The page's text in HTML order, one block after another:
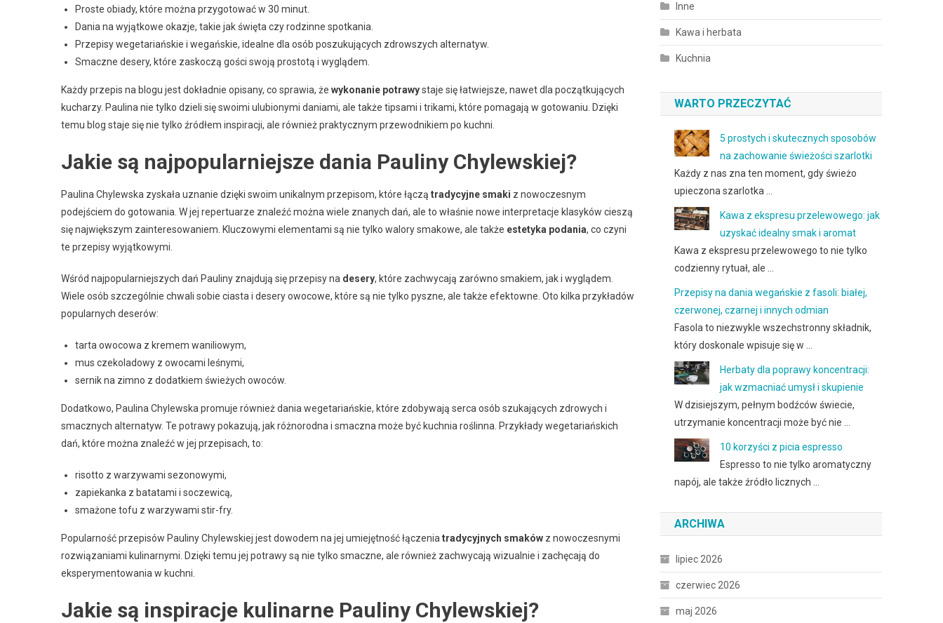
Proste obiady, które można przygotować w 30 minut.
Dania na wyjątkowe okazje, takie jak święta czy rodzinne spotkania.
Przepisy wegetariańskie i wegańskie, idealne dla osób poszukujących zdrowszych alternatyw.
Smaczne desery, które zaskoczą gości swoją prostotą i wyglądem.
Każdy przepis na blogu jest dokładnie opisany, co sprawia, że wykonanie potrawystaje się łatwiejsze, nawet dla początkujących
kucharzy. Paulina nie tylko dzieli się swoimi ulubionymi daniami, ale także tipsami i trikami, które pomagają w gotowaniu. Dzięki
temu blog staje się nie tylko źródłem inspiracji, ale również praktycznym przewodnikiem po kuchni.
Jakie są najpopularniejsze dania Pauliny Chylewskiej?
Paulina Chylewska zyskała uznanie dzięki swoim unikalnym przepisom, które łączą tradycyjne smaki z nowoczesnym
podejściem do gotowania. W jej repertuarze znaleźć można wiele znanych dań, ale to właśnie nowe interpretacje klasyków cieszą
się największym zainteresowaniem. Kluczowymi elementami są nie tylko walory smakowe, ale także estetyka podania, co czyni
te przepisy wyjątkowymi.
Wśród najpopularniejszych dań Pauliny znajdują się przepisy na desery, które zachwycają zarówno smakiem, jak i wyglądem.
Wiele osób szczególnie chwali sobie ciasta i desery owocowe, które są nie tylko pyszne, ale także efektowne. Oto kilka przykładów
popularnych deserów:
tarta owocowa z kremem waniliowym,
mus czekoladowy z owocami leśnymi,
sernik na zimno z dodatkiem świeżych owoców.
Dodatkowo, Paulina Chylewska promuje również dania wegetariańskie, które zdobywają serca osób szukających zdrowych i
smacznych alternatyw. Te potrawy pokazują, jak różnorodna i smaczna może być kuchnia roślinna. Przykłady wegetariańskich
dań, które można znaleźć w jej przepisach, to:
risotto z warzywami sezonowymi,
zapiekanka z batatami i soczewicą,
smażone tofu z warzywami stir-fry.
Popularność przepisów Pauliny Chylewskiej jest dowodem na jej umiejętność łączenia tradycyjnych smaków z nowoczesnymi
rozwiązaniami kulinarnymi. Dzięki temu jej potrawy są nie tylko smaczne, ale również zachwycają wizualnie i zachęcają do
eksperymentowania w kuchni.
Jakie są inspiracje kulinarne Pauliny Chylewskiej?
Inne
Kawa i herbata
Kuchnia
WARTO PRZECZYTAĆ
5 prostych i skutecznych sposobów
na zachowanie świeżości szarlotki
Każdy z nas zna ten moment, gdy świeżo
upieczona szarlotka …
Kawa z ekspresu przelewowego: jak
uzyskać idealny smak i aromat
Kawa z ekspresu przelewowego to nie tylko
codzienny rytuał, ale …
Przepisy na dania wegańskie z fasoli: białej,
czerwonej, czarnej i innych odmian
Fasola to niezwykle wszechstronny składnik,
który doskonale wpisuje się w …
Herbaty dla poprawy koncentracji:
jak wzmacniać umysł i skupienie
W dzisiejszym, pełnym bodźców świecie,
utrzymanie koncentracji może być nie …
10 korzyści z picia espresso
Espresso to nie tylko aromatyczny
napój, ale także źródło licznych …
ARCHIWA
lipiec 2026
czerwiec 2026
maj 2026